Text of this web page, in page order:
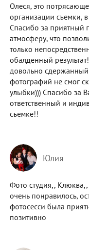
Олеся, это
организации съемки,
Спасибо за приятный
атмосферу, что
только
обалденный
довольно
фотографий не смог
улыбки))) Спасибо за
ответственный и
съемке!!
Юлия
Фото студия,,
очень понравилось,
фотосесси была
позитивно